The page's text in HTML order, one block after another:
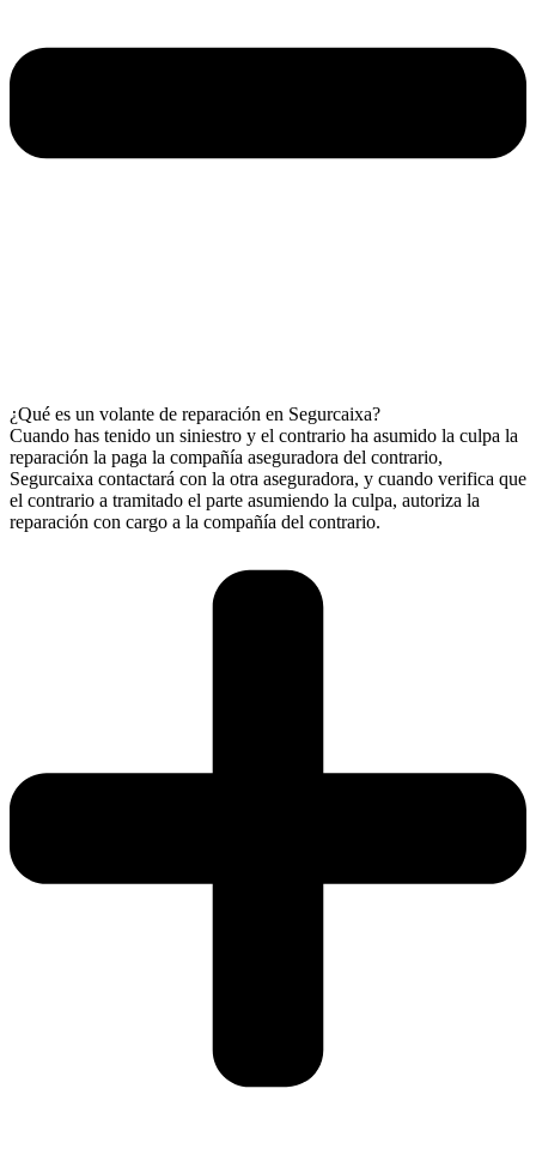
¿Qué es un volante de reparación en Segurcaixa?
Cuando has tenido un siniestro y el contrario ha asumido la culpa la
reparación la paga la compañía aseguradora del contrario,
Segurcaixa contactará con la otra aseguradora, y cuando verifica que
el contrario a tramitado el parte asumiendo la culpa, autoriza la
reparación con cargo a la compañía del contrario.